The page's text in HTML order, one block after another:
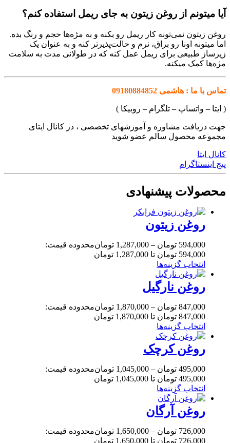
آیا میتونم از روغن زیتون به جای ریمل استفاده کنم؟
روغن زیتون نمی‌تونه کار ریمل رو بکنه و به مژه‌ها حجم و رنگ بده.
اما میتونه اونا رو براق، نرم و حالت‌پذیرتر کنه و به عنوان یک
زیرساز طبیعی برای ریمل عمل کنه که در طولانی مدت به سلامت
مژه‌ها کمک میکنه.
تماس با ما : هاشمی 09180884852
( ایتا – واتساپ – تلگرام – روبیکا )
جهت دریافت مشاوره و آموزشهای تخصصی ، در کانال ایتای
مجموعه محصول سالم عضو شوید
کانال ایتا
پیج اینستاگرام
محصولات پیشنهادی
روغن زیتون
594,000 تومان –
1,287,000 تومانمحدوده قیمت:
594,000 تومان تا 1,287,000 تومان
انتخاب گزینه‌ها
روغن نارگیل
847,000 تومان –
1,870,000 تومانمحدوده قیمت:
847,000 تومان تا 1,870,000 تومان
انتخاب گزینه‌ها
روغن کرچک
495,000 تومان –
1,045,000 تومانمحدوده قیمت:
495,000 تومان تا 1,045,000 تومان
انتخاب گزینه‌ها
روغن آرگان
726,000 تومان –
1,650,000 تومانمحدوده قیمت:
726,000 تومان تا 1,650,000 تومان